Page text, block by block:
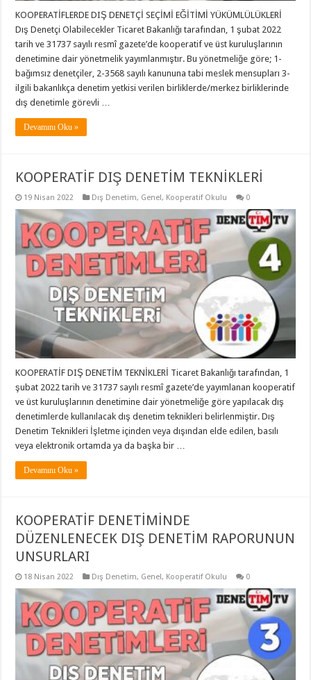
KOOPERATİFLERDE DIŞ DENETÇİ SEÇİMİ EĞİTİMİ YÜKÜMLÜLÜKLERİ
Dış Denetçi Olabilecekler Ticaret Bakanlığı tarafından, 1 şubat 2022
tarih ve 31737 sayılı resmî gazete’de kooperatif ve üst kuruluşlarının
denetimine dair yönetmelik yayımlanmıştır. Bu yönetmeliğe göre; 1-
bağımsız denetçiler, 2-3568 sayılı kanununa tabi meslek mensupları 3-
ilgili bakanlıkça denetim yetkisi verilen birliklerde/merkez birliklerinde
dış denetimle görevli …
Devamını Oku »
KOOPERATİF DIŞ DENETİM TEKNİKLERİ
19 Nisan 2022 Dış Denetim, Genel, Kooperatif Okulu 0
KOOPERATİF DIŞ DENETİM TEKNİKLERİ Ticaret Bakanlığı tarafından, 1
şubat 2022 tarih ve 31737 sayılı resmî gazete’de yayımlanan kooperatif
ve üst kuruluşlarının denetimine dair yönetmeliğe göre yapılacak dış
denetimlerde kullanılacak dış denetim teknikleri belirlenmiştir. Dış
Denetim Teknikleri İşletme içinden veya dışından elde edilen, basılı
veya elektronik ortamda ya da başka bir …
Devamını Oku »
KOOPERATİF DENETİMİNDE
DÜZENLENECEK DIŞ DENETİM RAPORUNUN
UNSURLARI
18 Nisan 2022 Dış Denetim, Genel, Kooperatif Okulu 0